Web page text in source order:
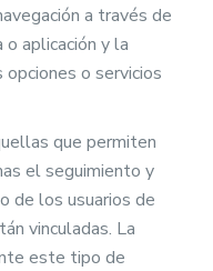
a través de
aplicación y la
o servicios
que permiten
el seguimiento y
de los usuarios de
vinculadas. La
este tipo de